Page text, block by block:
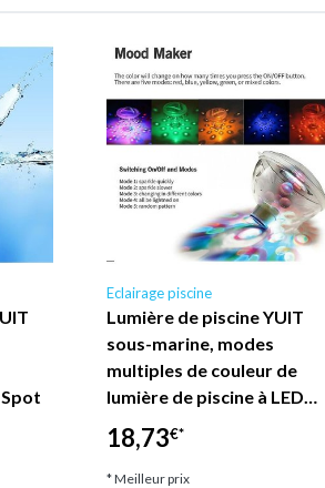
Eclairage piscine
Lumière de piscine YUIT
sous-marine, modes
multiples de couleur de
lumière de piscine à LED…
18,73€*
* Meilleur prix